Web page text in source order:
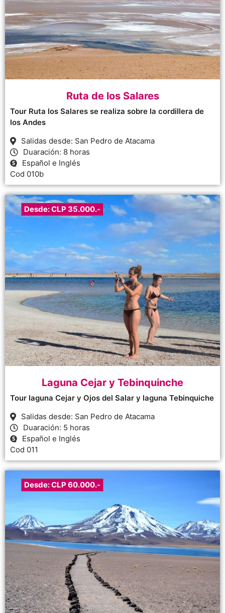
Ruta de los Salares
Tour Ruta los Salares se realiza sobre la cordillera de
los Andes
Salidas desde: San Pedro de Atacama
Duaración: 8 horas
Español e Inglés
Cod 010b
Desde: CLP 35.000.-
Laguna Cejar y Tebinquinche
Tour laguna Cejar y Ojos del Salar y laguna Tebinquiche
Salidas desde: San Pedro de Atacama
Duaración: 5 horas
Español e Inglés
Cod 011
Desde: CLP 60.000.-